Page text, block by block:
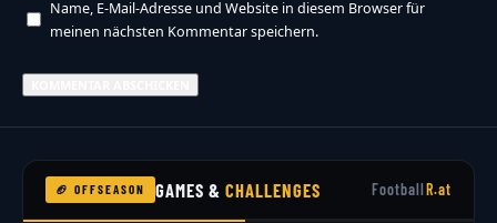
Name, E-Mail-Adresse und Website in diesem Browser für
meinen nächsten Kommentar speichern.
🏈 OFFSEASON GAMES &CHALLENGES FootballR.at